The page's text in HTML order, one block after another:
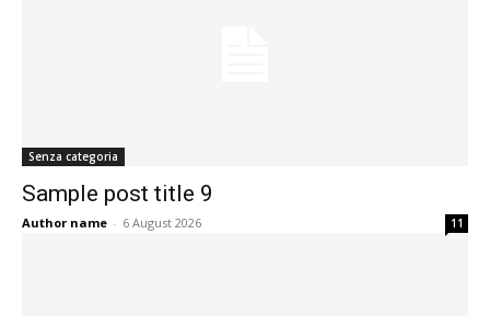
Senza categoria
Sample post title 9
Author name - 6 August 2026 11